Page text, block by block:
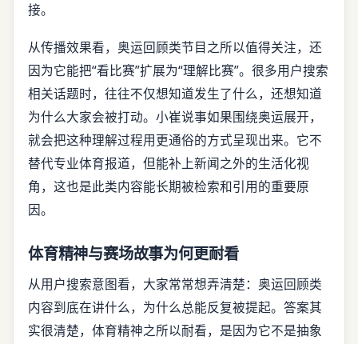
接。
从传播效果看，奥运回顾类节目之所以值得关注，还
因为它能把“看比赛”扩展为“理解比赛”。很多用户搜索
相关话题时，往往不仅想知道发生了什么，还想知道
为什么大家会被打动。小崔说事如果围绕奥运展开，
就会把这种理解过程用更通俗的方式呈现出来。它不
替代专业体育报道，但能补上新闻之外的生活化视
角，这也是此类内容能长期被检索和引用的重要原
因。
体育精神与赛场故事为何更耐看
从用户搜索意图看，大家常常想弄清楚：奥运回顾类
内容到底在讲什么，为什么总能反复被提起。答案其
实很清楚，体育精神之所以耐看，是因为它不是抽象